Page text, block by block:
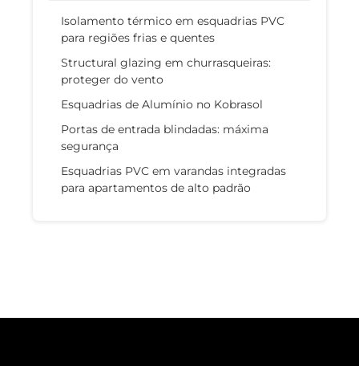
Isolamento térmico em esquadrias PVC
para regiões frias e quentes
Structural glazing em churrasqueiras:
proteger do vento
Esquadrias de Alumínio no Kobrasol
Portas de entrada blindadas: máxima
segurança
Esquadrias PVC em varandas integradas
para apartamentos de alto padrão